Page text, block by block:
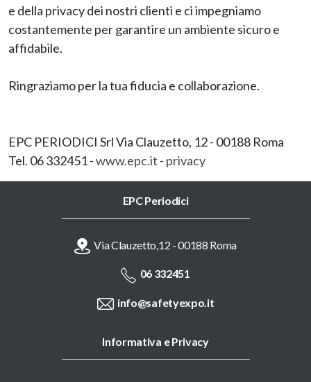
e della privacy dei nostri clienti e ci impegniamo
costantemente per garantire un ambiente sicuro e
affidabile.
Ringraziamo per la tua fiducia e collaborazione.
EPC PERIODICI Srl Via Clauzetto, 12 - 00188 Roma
Tel. 06 332451 -www.epc.it - privacy
EPC Periodici
Via Clauzetto,12 - 00188 Roma
06 332451
info@safetyexpo.it
Informativa e Privacy